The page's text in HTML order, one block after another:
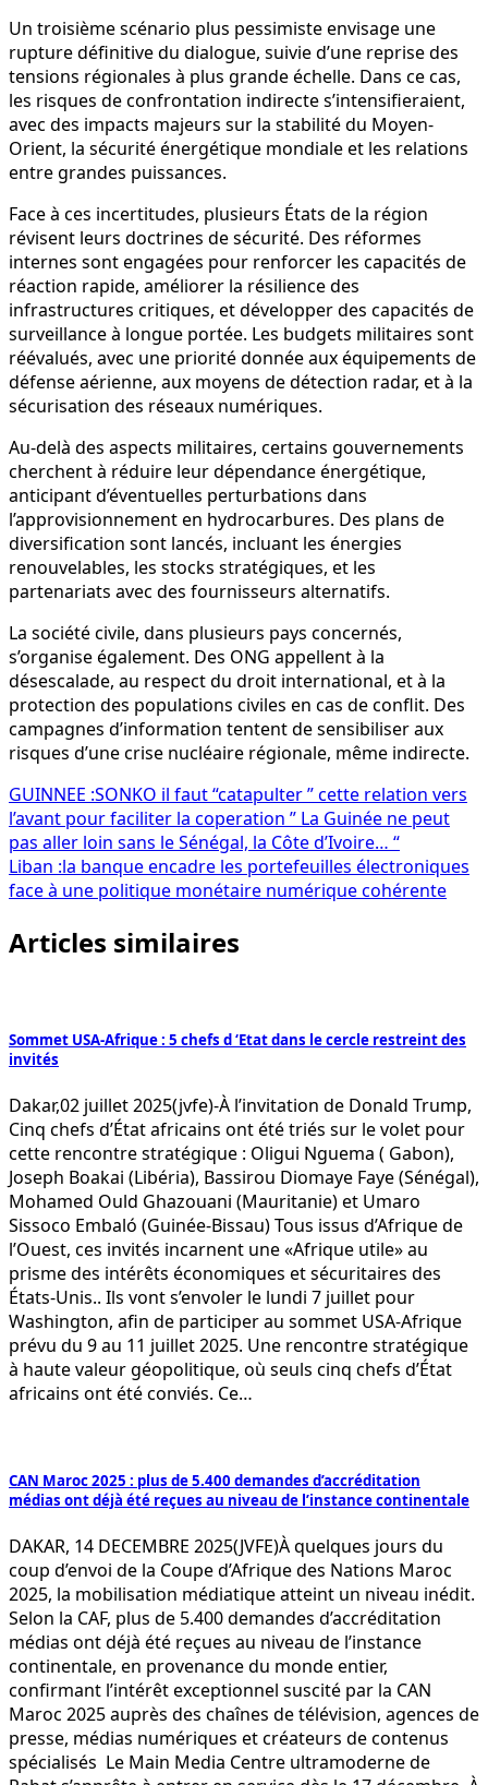
Un troisième scénario plus pessimiste envisage une
rupture définitive du dialogue, suivie d’une reprise des
tensions régionales à plus grande échelle. Dans ce cas,
les risques de confrontation indirecte s’intensifieraient,
avec des impacts majeurs sur la stabilité du Moyen-
Orient, la sécurité énergétique mondiale et les relations
entre grandes puissances.
Face à ces incertitudes, plusieurs États de la région
révisent leurs doctrines de sécurité. Des réformes
internes sont engagées pour renforcer les capacités de
réaction rapide, améliorer la résilience des
infrastructures critiques, et développer des capacités de
surveillance à longue portée. Les budgets militaires sont
réévalués, avec une priorité donnée aux équipements de
défense aérienne, aux moyens de détection radar, et à la
sécurisation des réseaux numériques.
Au-delà des aspects militaires, certains gouvernements
cherchent à réduire leur dépendance énergétique,
anticipant d’éventuelles perturbations dans
l’approvisionnement en hydrocarbures. Des plans de
diversification sont lancés, incluant les énergies
renouvelables, les stocks stratégiques, et les
partenariats avec des fournisseurs alternatifs.
La société civile, dans plusieurs pays concernés,
s’organise également. Des ONG appellent à la
désescalade, au respect du droit international, et à la
protection des populations civiles en cas de conflit. Des
campagnes d’information tentent de sensibiliser aux
risques d’une crise nucléaire régionale, même indirecte.
Navigation
de
l’article
GUINNEE :SONKO il faut “catapulter ” cette relation vers
l’avant pour faciliter la coperation ” La Guinée ne peut
pas aller loin sans le Sénégal, la Côte d’Ivoire… “
Liban :la banque encadre les portefeuilles électroniques
face à une politique monétaire numérique cohérente
Articles similaires
Sommet USA-Afrique : 5 chefs d ‘Etat dans le cercle restreint des
invités
Dakar,02 juillet 2025(jvfe)-À l’invitation de Donald Trump,
Cinq chefs d’État africains ont été triés sur le volet pour
cette rencontre stratégique : Oligui Nguema ( Gabon),
Joseph Boakai (Libéria), Bassirou Diomaye Faye (Sénégal),
Mohamed Ould Ghazouani (Mauritanie) et Umaro
Sissoco Embaló (Guinée-Bissau) Tous issus d’Afrique de
l’Ouest, ces invités incarnent une «Afrique utile» au
prisme des intérêts économiques et sécuritaires des
États-Unis.. Ils vont s’envoler le lundi 7 juillet pour
Washington, afin de participer au sommet USA-Afrique
prévu du 9 au 11 juillet 2025. Une rencontre stratégique
à haute valeur géopolitique, où seuls cinq chefs d’État
africains ont été conviés. Ce…
CAN Maroc 2025 : plus de 5.400 demandes d’accréditation
médias ont déjà été reçues au niveau de l’instance continentale
DAKAR, 14 DECEMBRE 2025(JVFE)À quelques jours du
coup d’envoi de la Coupe d’Afrique des Nations Maroc
2025, la mobilisation médiatique atteint un niveau inédit.
Selon la CAF, plus de 5.400 demandes d’accréditation
médias ont déjà été reçues au niveau de l’instance
continentale, en provenance du monde entier,
confirmant l’intérêt exceptionnel suscité par la CAN
Maroc 2025 auprès des chaînes de télévision, agences de
presse, médias numériques et créateurs de contenus
spécialisés Le Main Media Centre ultramoderne de